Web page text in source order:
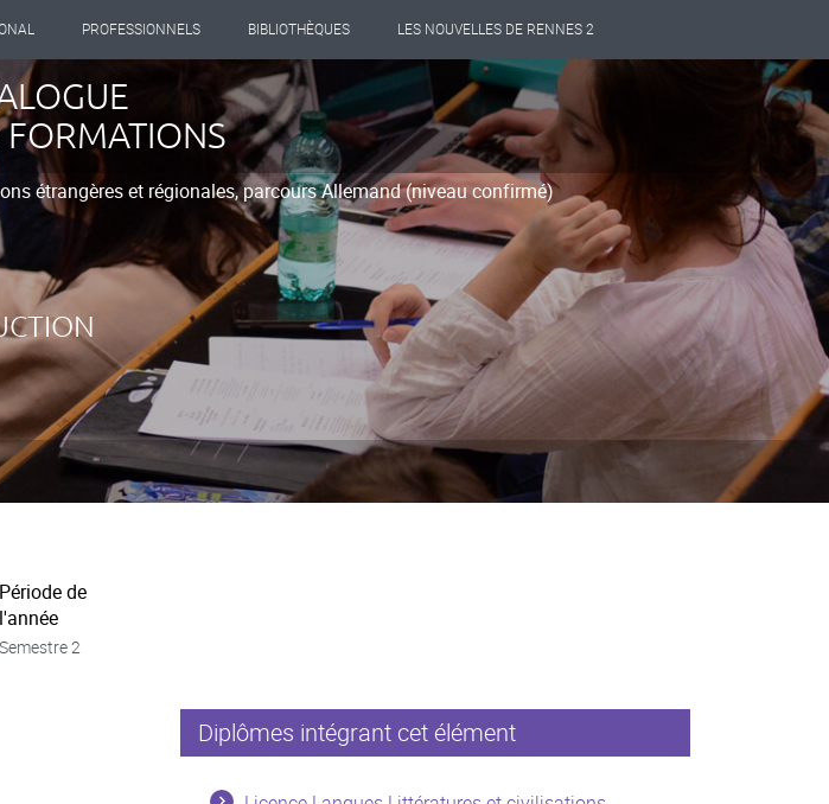
PROFESSIONNELS BIBLIOTHÈQUES LES NOUVELLES DE RENNES 2
FORMATIONS
étrangères et régionales, parcours Allemand (niveau confirmé)
Période de
l'année
Semestre 2
Diplômes intégrant cet élément